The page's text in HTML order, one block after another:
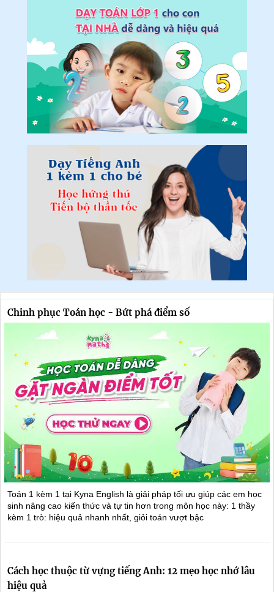
Chinh phục Toán học - Bứt phá điểm số
Toán 1 kèm 1 tại Kyna English là giải pháp tối ưu giúp các em học
sinh nâng cao kiến thức và tự tin hơn trong môn học này: 1 thầy
kèm 1 trò: hiệu quả nhanh nhất, giỏi toán vượt bậc
Cách học thuộc từ vựng tiếng Anh: 12 mẹo học nhớ lâu
hiệu quả